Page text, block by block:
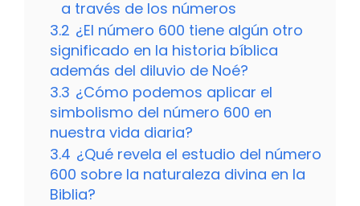
a través de los números
3.2 ¿El número 600 tiene algún otro
significado en la historia bíblica
además del diluvio de Noé?
3.3 ¿Cómo podemos aplicar el
simbolismo del número 600 en
nuestra vida diaria?
3.4 ¿Qué revela el estudio del número
600 sobre la naturaleza divina en la
Biblia?